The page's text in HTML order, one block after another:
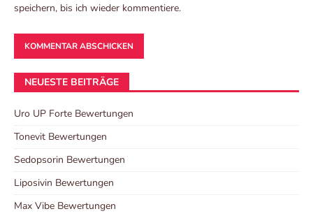
speichern, bis ich wieder kommentiere.
NEUESTE BEITRÄGE
Uro UP Forte Bewertungen
Tonevit Bewertungen
Sedopsorin Bewertungen
Liposivin Bewertungen
Max Vibe Bewertungen